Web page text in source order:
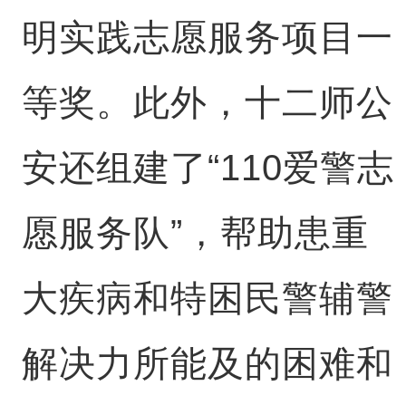
明实践志愿服务项目一
等奖。此外，十二师公
安还组建了“110爱警志
愿服务队”，帮助患重
大疾病和特困民警辅警
解决力所能及的困难和